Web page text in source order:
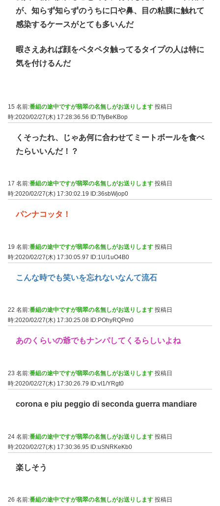
が、知らず知らずのうちに口や鼻、目の粘膜に触れて
感染するケースがとても多いんだ
暇さえあれば顔をペタペタ触ってるタイプの人は特に
気を付けるんだ
15 名前:番組の途中ですが翡翠の名無しがお送りします 投稿日
時:2020/02/27(木) 17:28:36.56 ID:TfyBeKBop
くそったれ、じゃあ何に合わせてミートボールを食べ
たらいいんだ！？
17 名前:番組の途中ですが翡翠の名無しがお送りします 投稿日
時:2020/02/27(木) 17:30:02.19
ID:36sbWjop0
パンナコッタ！
19 名前:番組の途中ですが翡翠の名無しがお送りします 投稿日
時:2020/02/27(木) 17:30:05.97 ID:1U/1uO4B0
こんな時でも笑いを忘れないなんて流石
22 名前:番組の途中ですが翡翠の名無しがお送りします 投稿日
時:2020/02/27(木) 17:30:25.08 ID:POhyRQPm0
あのくらいの爺でもナンパしてくるらしいよね
23 名前:番組の途中ですが翡翠の名無しがお送りします 投稿日
時:2020/02/27(木) 17:30:26.79
ID:vI1/YRgt0
corona e piu peggio di seconda guerra mandiare
24 名前:番組の途中ですが翡翠の名無しがお送りします 投稿日
時:2020/02/27(木) 17:30:36.95 ID:uSNRKeKb0
楽しそう
26 名前:番組の途中ですが翡翠の名無しがお送りします 投稿日